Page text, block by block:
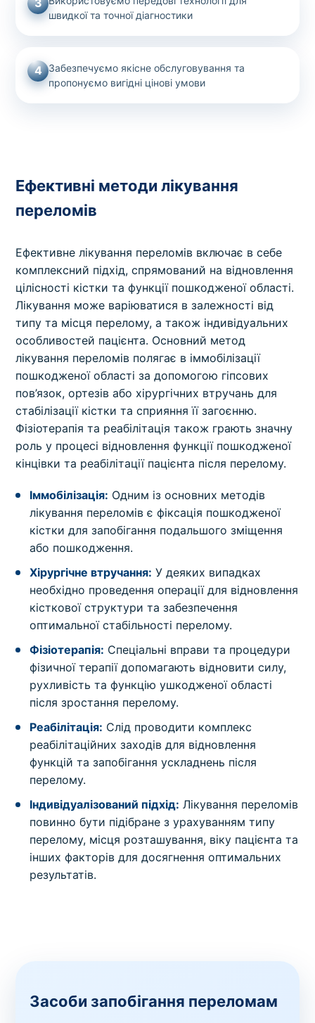
3
швидкої та точної діагностики
4 Забезпечуємо якісне обслуговування та
пропонуємо вигідні цінові умови
Ефективні методи лікування
переломів
Ефективне лікування переломів включає в себе
комплексний підхід, спрямований на відновлення
цілісності кістки та функції пошкодженої області.
Лікування може варіюватися в залежності від
типу та місця перелому, а також індивідуальних
особливостей пацієнта. Основний метод
лікування переломів полягає в іммобілізації
пошкодженої області за допомогою гіпсових
пов’язок, ортезів або хірургічних втручань для
стабілізації кістки та сприяння її загоєнню.
Фізіотерапія та реабілітація також грають значну
роль у процесі відновлення функції пошкодженої
кінцівки та реабілітації пацієнта після перелому.
Іммобілізація: Одним із основних методів
лікування переломів є фіксація пошкодженої
кістки для запобігання подальшого зміщення
або пошкодження.
Хірургічне втручання: У деяких випадках
необхідно проведення операції для відновлення
кісткової структури та забезпечення
оптимальної стабільності перелому.
Фізіотерапія: Спеціальні вправи та процедури
фізичної терапії допомагають відновити силу,
рухливість та функцію ушкодженої області
після зростання перелому.
Реабілітація: Слід проводити комплекс
реабілітаційних заходів для відновлення
функцій та запобігання ускладнень після
перелому.
Індивідуалізований підхід: Лікування переломів
повинно бути підібране з урахуванням типу
перелому, місця розташування, віку пацієнта та
інших факторів для досягнення оптимальних
результатів.
Засоби запобігання переломам